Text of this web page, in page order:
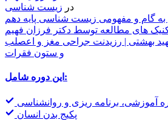
در زیست شناسی
گام و مفهومی زیست شناسی پایه دهم
های مطالعه توسط دکتر فرزان فهیم
بهشتی | رزیدنت جراحی مغز و اعصلب
و ستون فقرات
این دوره شامل:
آموزشی، برنامه ریزی و روانشناسی
پکیج بدن انسان